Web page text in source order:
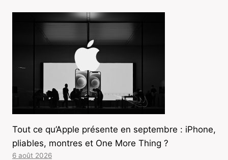
Tout ce qu’Apple présente en septembre : iPhone,
pliables, montres et One More Thing ?
6 août 2026